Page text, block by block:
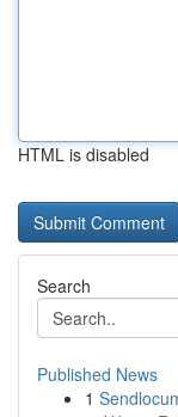
HTML is disabled
Search
Published News
1